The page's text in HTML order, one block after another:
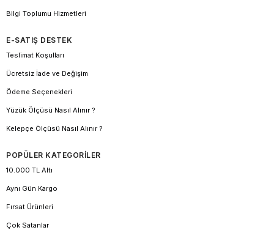
Bilgi Toplumu Hizmetleri
E-SATIŞ DESTEK
Teslimat Koşulları
Ücretsiz İade ve Değişim
Ödeme Seçenekleri
Yüzük Ölçüsü Nasıl Alınır ?
Kelepçe Ölçüsü Nasıl Alınır ?
POPÜLER KATEGORİLER
10.000 TL Altı
Aynı Gün Kargo
Fırsat Ürünleri
Çok Satanlar